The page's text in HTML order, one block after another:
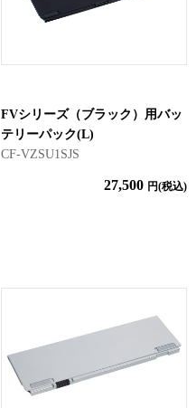
FVシリーズ（ブラック）用バッ
テリーパック(L)
CF-VZSU1SJS
27,500 円(税込)